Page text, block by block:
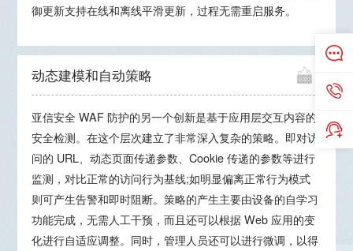
御更新支持在线和离线平滑更新，过程无需重启服务。
动态建模和自动策略
亚信安全 WAF 防护的另一个创新是基于应用层交互内容的
安全检测。在这个层次建立了非常深入复杂的策略。即对访
问的 URL、动态页面传递参数、Cookie 传递的参数等进行
监测，对比正常的访问行为基线;如明显偏离正常行为模式
则可产生告警和即时阻断。策略的产生主要由设备的自学习
功能完成，无需人工干预，而且还可以根据 Web 应用的变
化进行自适应调整。同时，管理人员还可以进行微调，以得